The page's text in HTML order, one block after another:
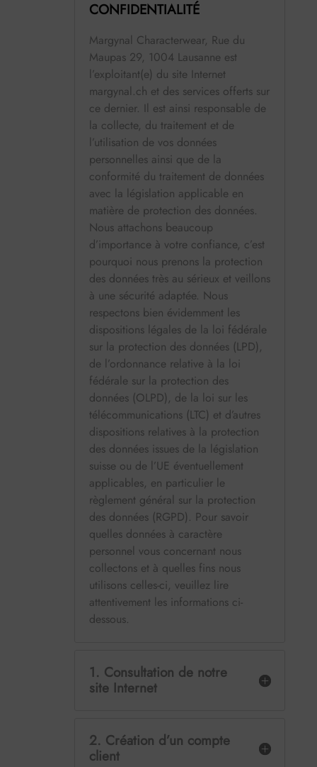
CONFIDENTIALITÉ
Margynal Characterwear, Rue du
Maupas 29, 1004 Lausanne est
l’exploitant(e) du site Internet
margynal.ch et des services offerts sur
ce dernier. Il est ainsi responsable de
la collecte, du traitement et de
l’utilisation de vos données
personnelles ainsi que de la
conformité du traitement de données
avec la législation applicable en
matière de protection des données.
Nous attachons beaucoup
d’importance à votre confiance, c’est
pourquoi nous prenons la protection
des données très au sérieux et veillons
à une sécurité adaptée. Nous
respectons bien évidemment les
dispositions légales de la loi fédérale
sur la protection des données (LPD),
de l’ordonnance relative à la loi
fédérale sur la protection des
données (OLPD), de la loi sur les
télécommunications (LTC) et d’autres
dispositions relatives à la protection
des données issues de la législation
suisse ou de l’UE éventuellement
applicables, en particulier le
règlement général sur la protection
des données (RGPD). Pour savoir
quelles données à caractère
personnel vous concernant nous
collectons et à quelles fins nous
utilisons celles-ci, veuillez lire
attentivement les informations ci-
dessous.
1. Consultation de notre
site Internet
2. Création d’un compte
client